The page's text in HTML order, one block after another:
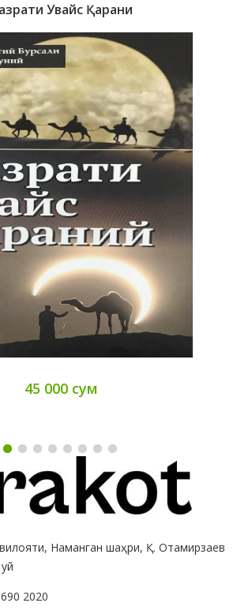
Увайс Қарани
45 000 сум
Наманган шаҳри, Қ. Отамирзаев
2020